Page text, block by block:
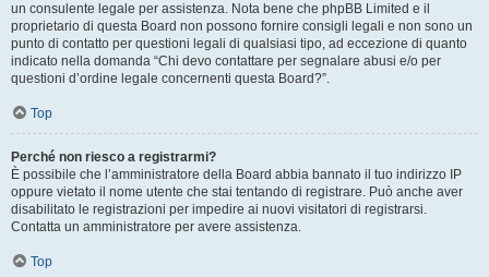
un consulente legale per assistenza. Nota bene che phpBB Limited e il
proprietario di questa Board non possono fornire consigli legali e non sono un
punto di contatto per questioni legali di qualsiasi tipo, ad eccezione di quanto
indicato nella domanda “Chi devo contattare per segnalare abusi e/o per
questioni d’ordine legale concernenti questa Board?”.
Top
Perché non riesco a registrarmi?
È possibile che l’amministratore della Board abbia bannato il tuo indirizzo IP
oppure vietato il nome utente che stai tentando di registrare. Può anche aver
disabilitato le registrazioni per impedire ai nuovi visitatori di registrarsi.
Contatta un amministratore per avere assistenza.
Top